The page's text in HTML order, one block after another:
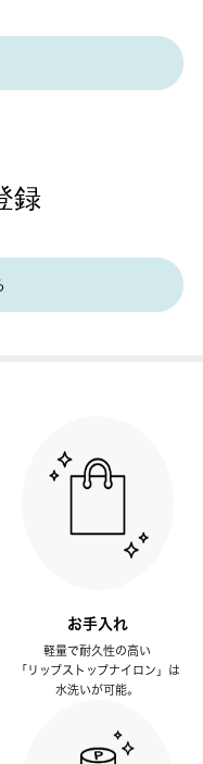
録
お手入れ
軽量で耐久性の高い
「リップストップナイロン」は
水洗いが可能。